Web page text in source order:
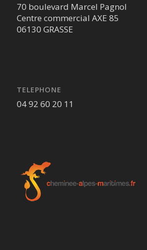
70 boulevard Marcel Pagnol
Centre commercial AXE 85
06130 GRASSE
TELEPHONE
04 92 60 20 11